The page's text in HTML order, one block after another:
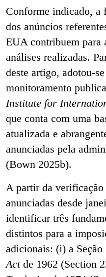
Conforme indicado, a
dos anúncios
EUA contribuem para
análises realizadas.
deste artigo, adotou-
monitoramento
Institute for
que conta com uma
atualizada e
anunciadas pela
(Bown 2025b).
A partir da verificação
anunciadas desde
identificar três
distintos para a
adicionais: (i) a Seção
Act de 1962 (Section